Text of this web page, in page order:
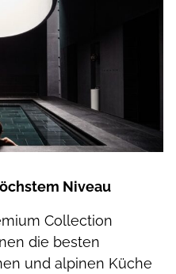
Niveau
Collection
die besten
und alpinen Küche